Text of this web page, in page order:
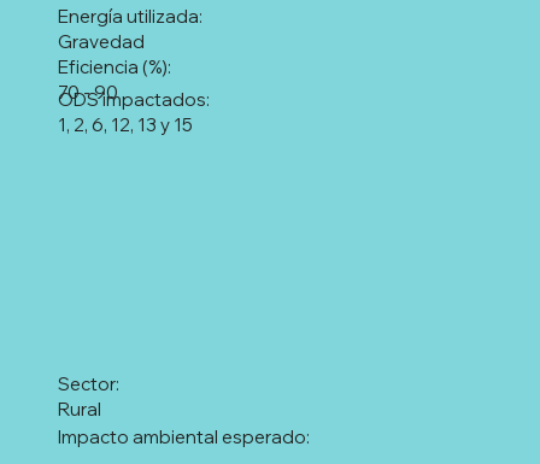
1, 2, 6, 12, 13 y 15
ODS impactados:
Gravedad
Energía utilizada:
70 - 90
Eficiencia (%):
Rural
Sector:
Impacto ambiental esperado: